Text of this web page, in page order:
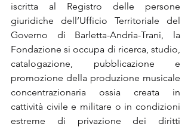
iscritta al Registro delle persone
giuridiche dell’Ufficio Territoriale del
Governo di Barletta-Andria-Trani, la
Fondazione si occupa di ricerca, studio,
catalogazione, pubblicazione e
promozione della produzione musicale
concentrazionaria ossia creata in
cattività civile e militare o in condizioni
estreme di privazione dei diritti